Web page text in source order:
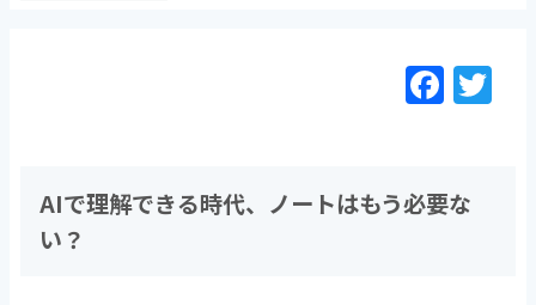
F
a
e
b
AIで理解できる時代、ノートはもう必要な
い？